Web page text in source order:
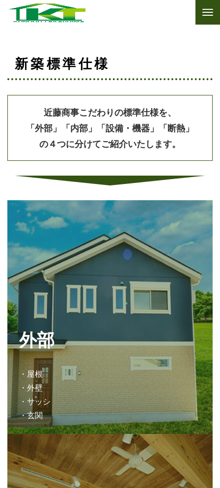
新築標準仕様
近藤商事こだわりの標準仕様を、
「外部」「内部」「設備・機器」「断熱」
の４つに分けてご紹介いたします。
外部
・屋根
・外壁
・サッシ
・玄関